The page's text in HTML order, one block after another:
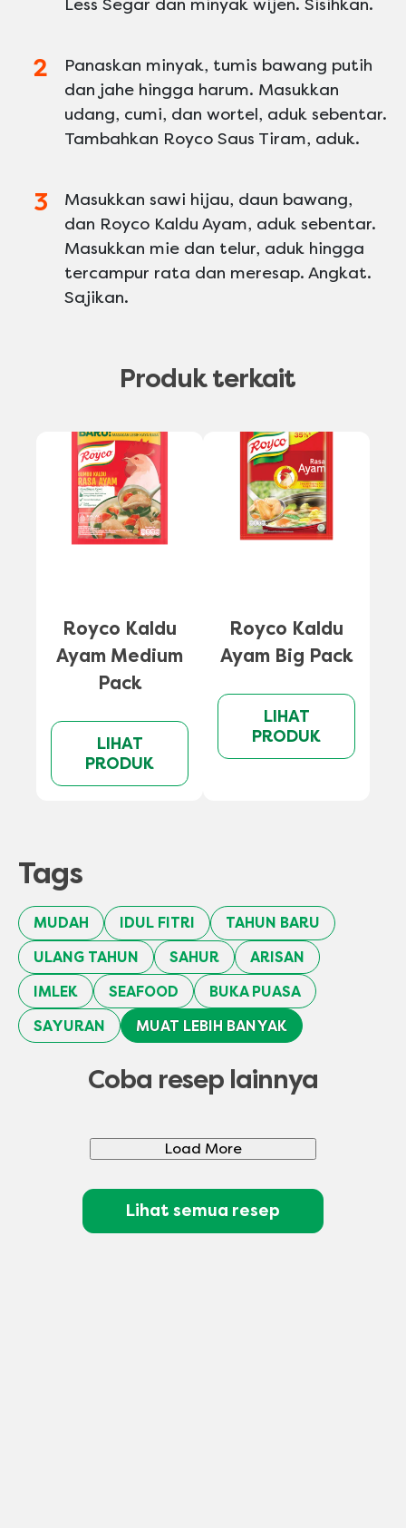
Less Segar dan minyak wijen. Sisihkan.
Panaskan minyak, tumis bawang putih
dan jahe hingga harum. Masukkan
udang, cumi, dan wortel, aduk sebentar.
Tambahkan Royco Saus Tiram, aduk.
Masukkan sawi hijau, daun bawang,
dan Royco Kaldu Ayam, aduk sebentar.
Masukkan mie dan telur, aduk hingga
tercampur rata dan meresap. Angkat.
Sajikan.
Produk terkait
Royco Kaldu
Ayam Medium
Pack
LIHAT
PRODUK
Royco Kaldu
Ayam Big Pack
LIHAT
PRODUK
Tags
MUDAH IDUL FITRI
TAHUN BARU
ULANG TAHUN
SAHUR
ARISAN
IMLEK
SEAFOOD
BUKA PUASA
SAYURAN
MUAT LEBIH BANYAK
Coba resep lainnya
Load More
Lihat semua resep